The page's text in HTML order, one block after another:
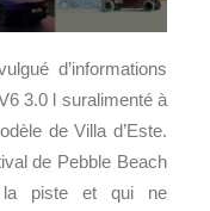
d’informations
3.0 l suralimenté à
de Villa d’Este.
de Pebble Beach
la piste et qui ne